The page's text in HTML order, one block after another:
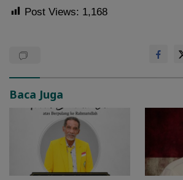
Post Views: 1,168
Baca Juga